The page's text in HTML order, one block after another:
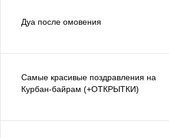
Дуа после омовения
Самые красивые поздравления на
Курбан-байрам (+ОТКРЫТКИ)